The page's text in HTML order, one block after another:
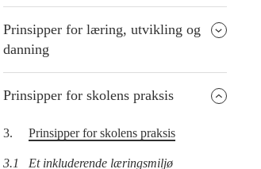
Prinsipper for læring, utvikling og
danning
Prinsipper for skolens praksis
3. Prinsipper for skolens praksis
3.1 Et inkluderende læringsmiljø